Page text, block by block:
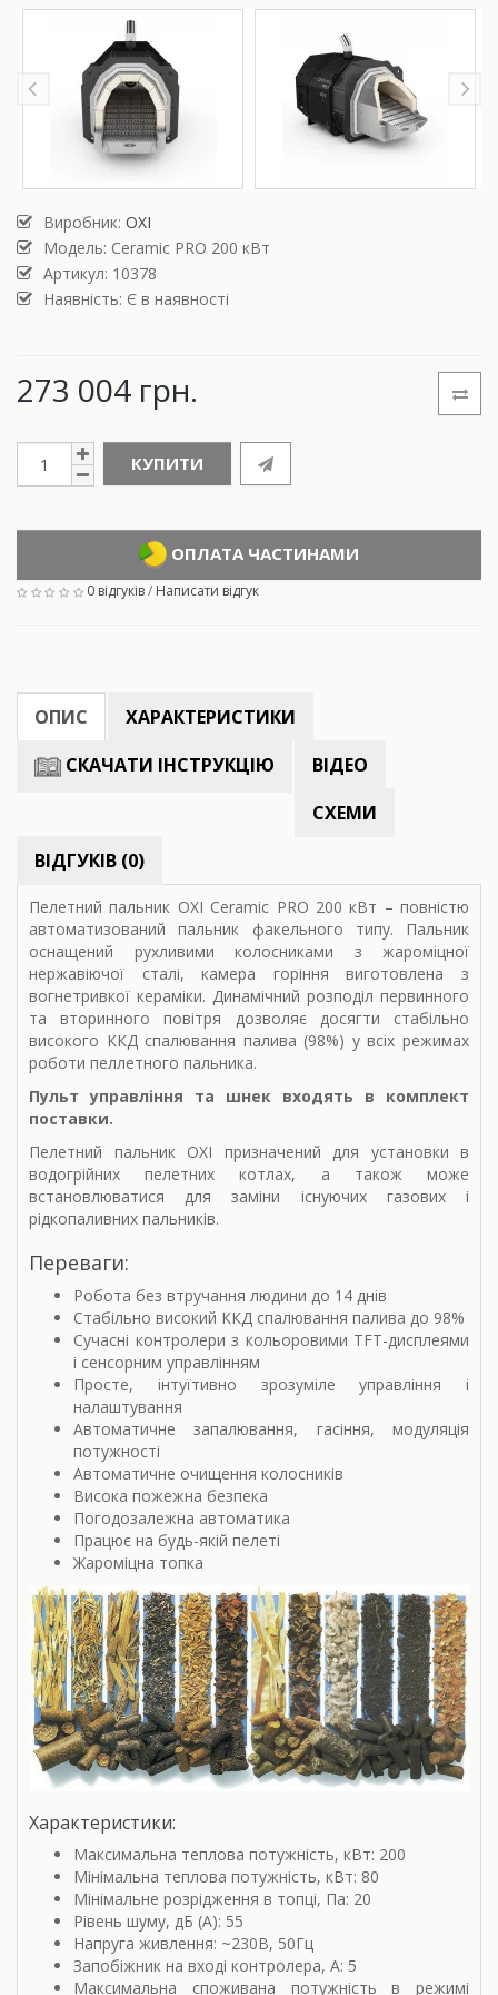
Виробник: OXI
Модель: Ceramic PRO 200 кВт
Артикул: 10378
Наявність: Є в наявності
273 004 грн.
КУПИТИ
ОПЛАТА ЧАСТИНАМИ
0 відгуків/ Написати відгук
ОПИС
ХАРАКТЕРИСТИКИ
СКАЧАТИ ІНСТРУКЦІЮ
ВІДЕО
СХЕМИ
ВІДГУКІВ (0)
Пелетний пальник OXI Ceramic PRO 200 кВт – повністю
автоматизований пальник факельного типу. Пальник
оснащений рухливими колосниками з жароміцної
нержавіючої сталі, камера горіння виготовлена з
вогнетривкої кераміки. Динамічний розподіл первинного
та вторинного повітря дозволяє досягти стабільно
високого ККД спалювання палива (98%) у всіх режимах
роботи пеллетного пальника.
Пульт управління та шнек входять в комплект
поставки.
Пелетний пальник OXI призначений для установки в
водогрійних пелетних котлах, а також може
встановлюватися для заміни існуючих газових і
рідкопаливних пальників.
Переваги:
Робота без втручання людини до 14 днів
Стабільно високий ККД спалювання палива до 98%
Сучасні контролери з кольоровими TFT-дисплеями
і сенсорним управлінням
Просте, інтуїтивно зрозуміле управління і
налаштування
Автоматичне запалювання, гасіння, модуляція
потужності
Автоматичне очищення колосників
Висока пожежна безпека
Погодозалежна автоматика
Працює на будь-якій пелеті
Жароміцна топка
Характеристики:
Максимальна теплова потужність, кВт: 200
Мінімальна теплова потужність, кВт: 80
Мінімальне розрідження в топці, Па: 20
Рівень шуму, дБ (А): 55
Напруга живлення: ~230В, 50Гц
Запобіжник на вході контролера, А: 5
Максимальна споживана потужність в режимі